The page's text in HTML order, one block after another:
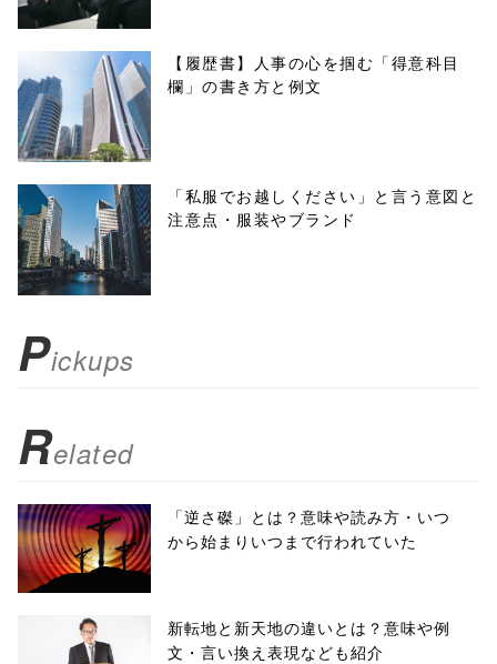
w.open(this.hre
f, 'Gwindow',
'width=550,
height=450,
menubar=no,
toolbar=no,
scrollbars=yes'
false;"> シェア
【履歴書】人事の心を掴む「得意科目
欄」の書き方と例文
「私服でお越しください」と言う意図と
注意点・服装やブランド
Pickups
Related
「逆さ磔」とは？意味や読み方・いつ
から始まりいつまで行われていた
新転地と新天地の違いとは？意味や例
文・言い換え表現なども紹介